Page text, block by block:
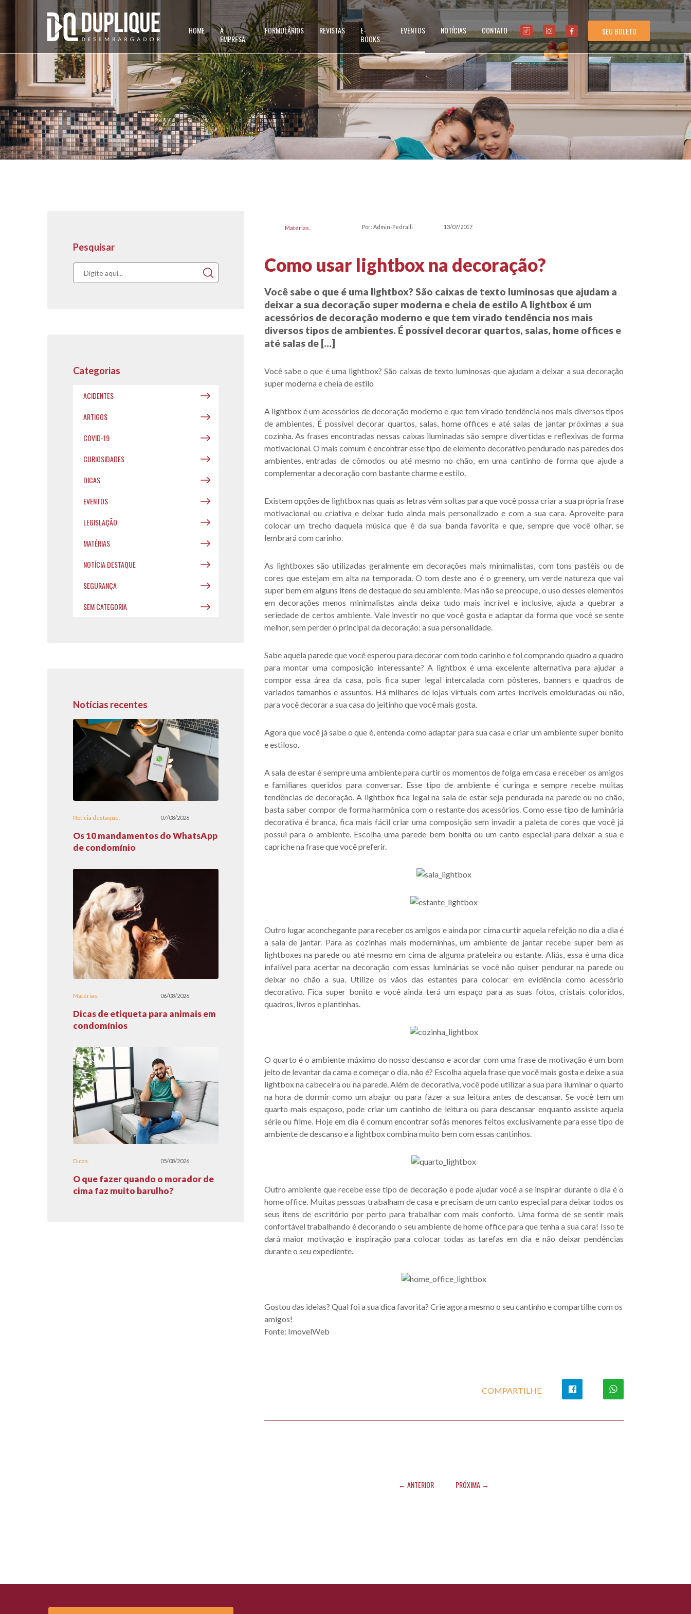
HOME
A
EMPRESA
FORMULÁRIOS REVISTAS
E-
BOOKS
EVENTOS NOTÍCIAS CONTATO SEU BOLETO
Acompanhe nossas
Matérias Por: Admin-Pedralli 13/07/2017
Como usar lightbox na decoração?
Você sabe o que é uma lightbox? São caixas de texto luminosas que ajudam a
deixar a sua decoração super moderna e cheia de estilo A lightbox é um
acessórios de decoração moderno e que tem virado tendência nos mais
diversos tipos de ambientes. É possível decorar quartos, salas, home offices e
até salas de […]
Você sabe o que é uma lightbox? São caixas de texto luminosas que ajudam a deixar a sua decoração
super moderna e cheia de estilo
A lightbox é um acessórios de decoração moderno e que tem virado tendência nos mais diversos tipos
de ambientes. É possível decorar quartos, salas, home offices e até salas de jantar próximas a sua
cozinha. As frases encontradas nessas caixas iluminadas são sempre divertidas e reflexivas de forma
motivacional. O mais comum é encontrar esse tipo de elemento decorativo pendurado nas paredes dos
ambientes, entradas de cômodos ou até mesmo no chão, em uma cantinho de forma que ajude a
complementar a decoração com bastante charme e estilo.
Existem opções de lightbox nas quais as letras vêm soltas para que você possa criar a sua própria frase
motivacional ou criativa e deixar tudo ainda mais personalizado e com a sua cara. Aproveite para
colocar um trecho daquela música que é da sua banda favorita e que, sempre que você olhar, se
lembrará com carinho.
As lightboxes são utilizadas geralmente em decorações mais minimalistas, com tons pastéis ou de
cores que estejam em alta na temporada. O tom deste ano é o greenery, um verde natureza que vai
super bem em alguns itens de destaque do seu ambiente. Mas não se preocupe, o uso desses elementos
em decorações menos minimalistas ainda deixa tudo mais incrível e inclusive, ajuda a quebrar a
seriedade de certos ambiente. Vale investir no que você gosta e adaptar da forma que você se sente
melhor, sem perder o principal da decoração: a sua personalidade.
Sabe aquela parede que você esperou para decorar com todo carinho e foi comprando quadro a quadro
para montar uma composição interessante? A lightbox é uma excelente alternativa para ajudar a
compor essa área da casa, pois fica super legal intercalada com pôsteres, banners e quadros de
variados tamanhos e assuntos. Há milhares de lojas virtuais com artes incríveis emolduradas ou não,
para você decorar a sua casa do jeitinho que você mais gosta.
Agora que você já sabe o que é, entenda como adaptar para sua casa e criar um ambiente super bonito
e estiloso.
A sala de estar é sempre uma ambiente para curtir os momentos de folga em casa e receber os amigos
e familiares queridos para conversar. Esse tipo de ambiente é curinga e sempre recebe muitas
tendências de decoração. A lightbox fica legal na sala de estar seja pendurada na parede ou no chão,
basta saber compor de forma harmônica com o restante dos acessórios. Como esse tipo de luminária
decorativa é branca, fica mais fácil criar uma composição sem invadir a paleta de cores que você já
possui para o ambiente. Escolha uma parede bem bonita ou um canto especial para deixar a sua e
capriche na frase que você preferir.
Outro lugar aconchegante para receber os amigos e ainda por cima curtir aquela refeição no dia a dia é
a sala de jantar. Para as cozinhas mais moderninhas, um ambiente de jantar recebe super bem as
lightboxes na parede ou até mesmo em cima de alguma prateleira ou estante. Aliás, essa é uma dica
infalível para acertar na decoração com essas luminárias se você não quiser pendurar na parede ou
deixar no chão a sua. Utilize os vãos das estantes para colocar em evidência como acessório
decorativo. Fica super bonito e você ainda terá um espaço para as suas fotos, cristais coloridos,
quadros, livros e plantinhas.
O quarto é o ambiente máximo do nosso descanso e acordar com uma frase de motivação é um bom
jeito de levantar da cama e começar o dia, não é? Escolha aquela frase que você mais gosta e deixe a sua
lightbox na cabeceira ou na parede. Além de decorativa, você pode utilizar a sua para iluminar o quarto
na hora de dormir como um abajur ou para fazer a sua leitura antes de descansar. Se você tem um
quarto mais espaçoso, pode criar um cantinho de leitura ou para descansar enquanto assiste aquela
série ou filme. Hoje em dia é comum encontrar sofás menores feitos exclusivamente para esse tipo de
ambiente de descanso e a lightbox combina muito bem com essas cantinhos.
Outro ambiente que recebe esse tipo de decoração e pode ajudar você a se inspirar durante o dia é o
home office. Muitas pessoas trabalham de casa e precisam de um canto especial para deixar todos os
seus itens de escritório por perto para trabalhar com mais conforto. Uma forma de se sentir mais
confortável trabalhando é decorando o seu ambiente de home office para que tenha a sua cara! Isso te
dará maior motivação e inspiração para colocar todas as tarefas em dia e não deixar pendências
durante o seu expediente.
Gostou das ideias? Qual foi a sua dica favorita? Crie agora mesmo o seu cantinho e compartilhe com os
amigos!
Fonte: ImovelWeb
COMPARTILHE
← ANTERIOR PRÓXIMA →
Pesquisar
Categorias
ACIDENTES
ARTIGOS
COVID-19
CURIOSIDADES
DICAS
EVENTOS
LEGISLAÇÃO
MATÉRIAS
NOTÍCIA DESTAQUE
SEGURANÇA
SEM CATEGORIA
Notícias recentes
Notícia destaque 07/08/2026
Os 10 mandamentos do WhatsApp
de condomínio
Matérias 06/08/2026
Dicas de etiqueta para animais em
condomínios
Dicas 05/08/2026
O que fazer quando o morador de
cima faz muito barulho?